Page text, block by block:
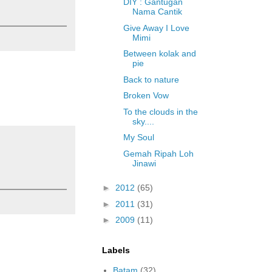
DIY : Gantugan
Nama Cantik
Give Away I Love
Mimi
Between kolak and
pie
Back to nature
Broken Vow
To the clouds in the
sky....
My Soul
Gemah Ripah Loh
Jinawi
► 2012 (65)
► 2011 (31)
► 2009 (11)
Labels